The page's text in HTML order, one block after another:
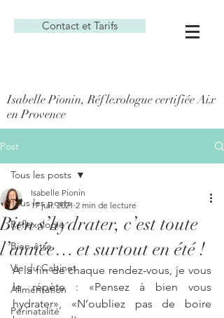
Contact et Tarifs
Isabelle Pionin, Réflexologue certifiée Aix
en Provence
Post
Tous les posts
Réflexologie
Bien-être
Vie du Cabinet
Alimentation
Périnatalité
Tous les posts
Bien s’hydrater, c’est toute
l’année… et surtout en été !
Isabelle Pionin
17 juil. 2021 2 min de lecture
A la fin de chaque rendez-vous, je vous
le répète : «Pensez à bien vous
hydrater», «N’oubliez pas de boire